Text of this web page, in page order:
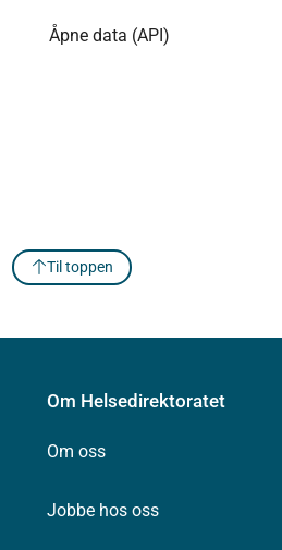
Åpne data (API)
Til toppen
Om Helsedirektoratet
Om oss
Jobbe hos oss